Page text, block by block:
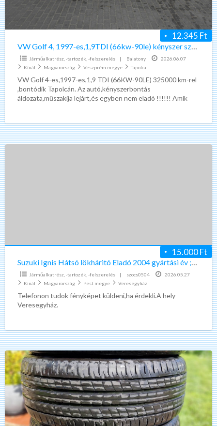
90le)
kényszer
szétbontása
elindúl-
bontódi
12.345 Ft
VW Golf 4, 1997-es,1,9TDI (66kw-90le) kényszer szétbontása elindúl-bontódi
Járműalkatrész, -tartozék, -felszerelés | Balatony
2026.06.07
Kínál
Magyarország Veszprém megye Tapolca
VW Golf 4-es,1997-es,1,9 TDI (66KW-90LE) 325000 km-rel
,bontódik Tapolcán. Az autó,kényszerbontás
áldozata,műszakija lejárt,és egyben nem eladó !!!!!! Amik
Suzuki
Ignis
Hátsó
lökháritó
Eladó
2004
gyártási
év
;Szine
fehér.
15.000 Ft
Suzuki Ignis Hátsó lökháritó Eladó 2004 gyártási év ;Szine fehér.
Járműalkatrész, -tartozék, -felszerelés | szocs0504
2026.05.27
Kínál
Magyarország Pest megye Veresegyház
Telefonon tudok fényképet küldeni,ha érdekli.A hely
Veresegyház.
Dunlop
225/50r18
nyári
gumiabroncs
eladó